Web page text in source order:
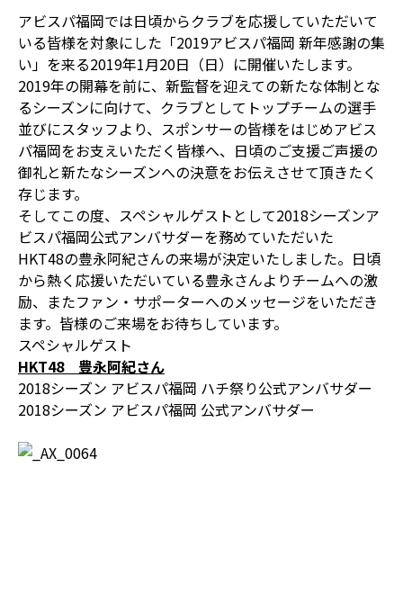
アビスパ福岡では日頃からクラブを応援していただいて
いる皆様を対象にした「2019アビスパ福岡 新年感謝の集
い」を来る2019年1月20日（日）に開催いたします。
2019年の開幕を前に、新監督を迎えての新たな体制とな
るシーズンに向けて、クラブとしてトップチームの選手
並びにスタッフより、スポンサーの皆様をはじめアビス
パ福岡をお支えいただく皆様へ、日頃のご支援ご声援の
御礼と新たなシーズンへの決意をお伝えさせて頂きたく
存じます。
そしてこの度、スペシャルゲストとして2018シーズンア
ビスパ福岡公式アンバサダーを務めていただいた
HKT48の豊永阿紀さんの来場が決定いたしました。日頃
から熱く応援いただいている豊永さんよりチームへの激
励、またファン・サポーターへのメッセージをいただき
ます。皆様のご来場をお待ちしています。
スペシャルゲスト
HKT48豊永阿紀さん
2018シーズン アビスパ福岡 ハチ祭り公式アンバサダー
2018シーズン アビスパ福岡 公式アンバサダー